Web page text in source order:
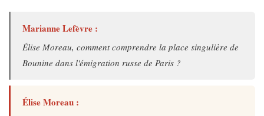
Marianne Lefèvre :
Élise Moreau, comment comprendre la place singulière de
Bounine dans l'émigration russe de Paris ?
Élise Moreau :